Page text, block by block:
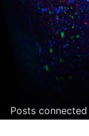
Posts